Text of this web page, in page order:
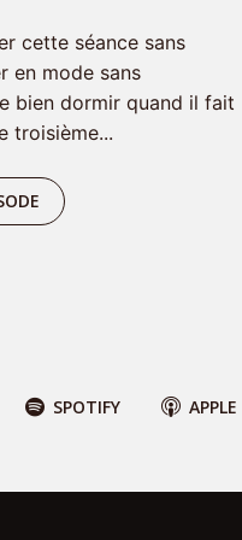
cette séance sans
en mode sans
bien dormir quand il fait
troisième...
SPOTIFY APPLE